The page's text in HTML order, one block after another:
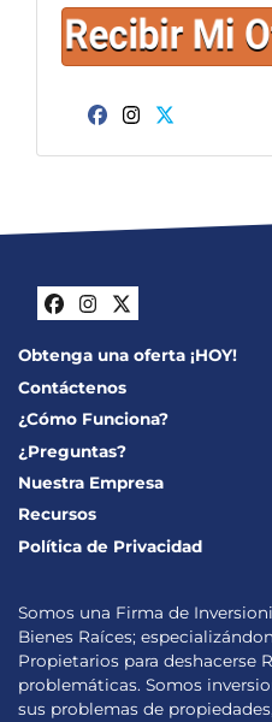
Facebook
Twitter
Facebook
Instagram
Twitter
Obtenga una oferta ¡HOY!
Contáctenos
¿Cómo Funciona?
¿Preguntas?
Nuestra Empresa
Recursos
Política de Privacidad
Somos una Firma de
Bienes Raíces;
Propietarios para deshacerse
problemáticas. Somos
sus problemas de